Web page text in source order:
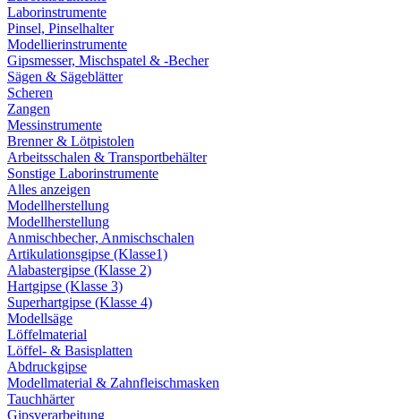
Laborinstrumente
Pinsel, Pinselhalter
Modellierinstrumente
Gipsmesser, Mischspatel & -Becher
Sägen & Sägeblätter
Scheren
Zangen
Messinstrumente
Brenner & Lötpistolen
Arbeitsschalen & Transportbehälter
Sonstige Laborinstrumente
Alles anzeigen
Modellherstellung
Modellherstellung
Anmischbecher, Anmischschalen
Artikulationsgipse (Klasse1)
Alabastergipse (Klasse 2)
Hartgipse (Klasse 3)
Superhartgipse (Klasse 4)
Modellsäge
Löffelmaterial
Löffel- & Basisplatten
Abdruckgipse
Modellmaterial & Zahnfleischmasken
Tauchhärter
Gipsverarbeitung